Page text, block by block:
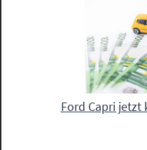
Ford Capri